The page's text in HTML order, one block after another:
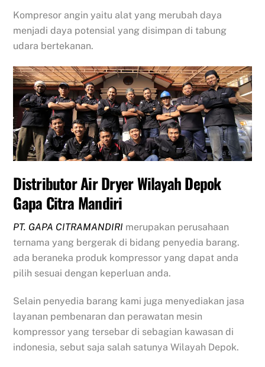
Kompresor angin yaitu alat yang merubah daya
menjadi daya potensial yang disimpan di tabung
udara bertekanan.
Distributor Air Dryer Wilayah Depok
Gapa Citra Mandiri
PT. GAPA CITRAMANDIRI merupakan perusahaan
ternama yang bergerak di bidang penyedia barang.
ada beraneka produk kompressor yang dapat anda
pilih sesuai dengan keperluan anda.
Selain penyedia barang kami juga menyediakan jasa
layanan pembenaran dan perawatan mesin
kompressor yang tersebar di sebagian kawasan di
indonesia, sebut saja salah satunya Wilayah Depok.